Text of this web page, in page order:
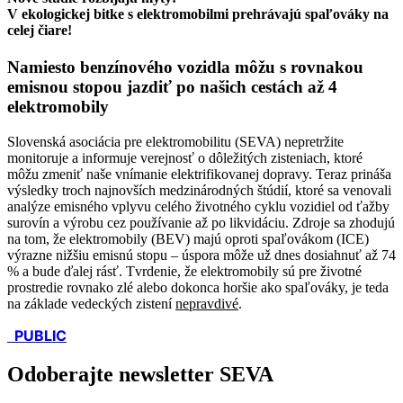
V ekologickej bitke s elektromobilmi prehrávajú spaľováky na
celej čiare!
Namiesto benzínového vozidla môžu s rovnakou
emisnou stopou jazdiť po našich cestách až 4
elektromobily
Slovenská asociácia pre elektromobilitu (SEVA) nepretržite
monitoruje a informuje verejnosť o dôležitých zisteniach, ktoré
môžu zmeniť naše vnímanie elektrifikovanej dopravy. Teraz prináša
výsledky troch najnovších medzinárodných štúdií, ktoré sa venovali
analýze emisného vplyvu celého životného cyklu vozidiel od ťažby
surovín a výrobu cez používanie až po likvidáciu. Zdroje sa zhodujú
na tom, že elektromobily (BEV) majú oproti spaľovákom (ICE)
výrazne nižšiu emisnú stopu – úspora môže už dnes dosiahnuť až 74
% a bude ďalej rásť. Tvrdenie, že elektromobily sú pre životné
prostredie rovnako zlé alebo dokonca horšie ako spaľováky, je teda
na základe vedeckých zistenínepravdivé.
PUBLIC
Odoberajte newsletter SEVA